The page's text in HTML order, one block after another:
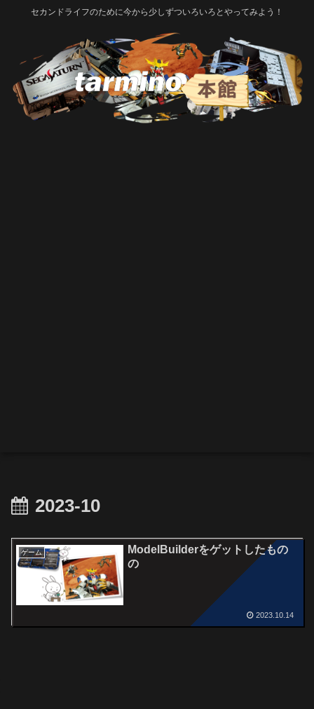
セカンドライフのために今から少しずついろいろとやってみよう！
2023-10
ゲーム
ModelBuilderをゲットしたもの
の
2023.10.14